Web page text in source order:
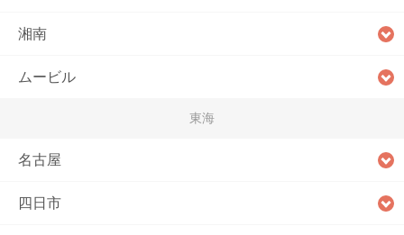
湘南
ムービル
東海
名古屋
四日市